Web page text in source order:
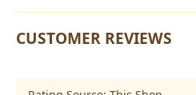
CUSTOMER REVIEWS